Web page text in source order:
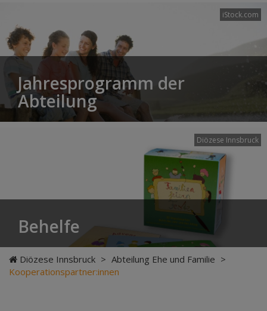
iStock.com
Jahresprogramm der
Abteilung
Diözese Innsbruck
Behelfe
Diözese Innsbruck > Abteilung Ehe und Familie >
Kooperationspartner:innen